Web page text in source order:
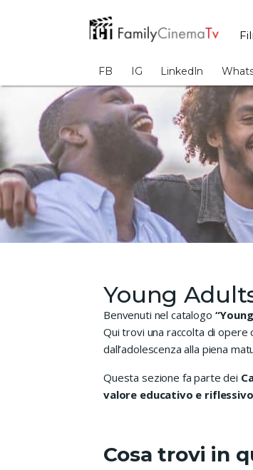
FB IG LinkedIn
Young
Benvenuti nel catalogo
Qui trovi una raccolta di opere
dall’adolescenza alla piena
Questa sezione fa parte dei
valore educativo e
Cosa trovi in